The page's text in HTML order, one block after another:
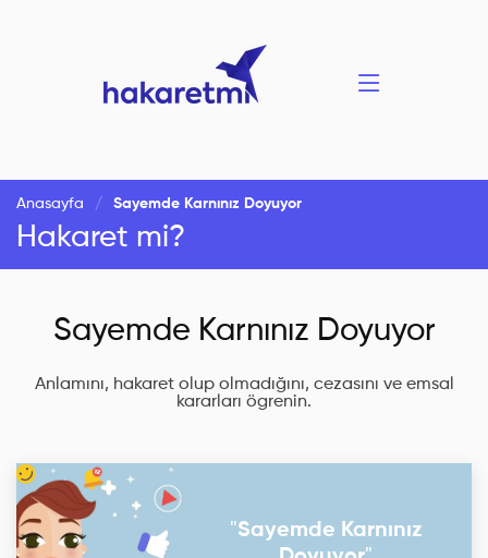
Anasayfa Sayemde Karnınız Doyuyor
Hakaret mi?
Sayemde Karnınız Doyuyor
Anlamını, hakaret olup olmadığını, cezasını ve emsal
kararları ögrenin.
"Sayemde Karnınız